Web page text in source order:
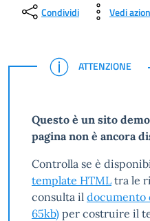
Condividi Vedi
ATTENZIONE
ATTENZIONE
Questo è un sito
pagina non è ancora
Controlla se è
template HTML tra le
consulta il documento
65kb) per costruire il